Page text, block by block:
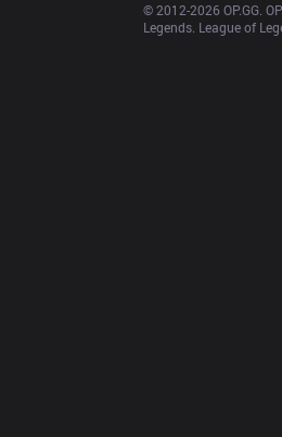
© 2012-2026 OP.GG.
Legends. League of